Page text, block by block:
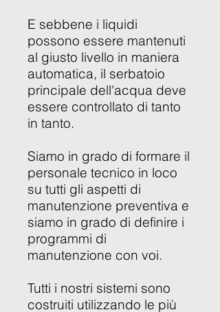
E sebbene i liquidi
possono essere mantenuti
al giusto livello in maniera
automatica, il serbatoio
principale dell'acqua deve
essere controllato di tanto
in tanto.
Siamo in grado di formare il
personale tecnico in loco
su tutti gli aspetti di
manutenzione preventiva e
siamo in grado di definire i
programmi di
manutenzione con voi.
Tutti i nostri sistemi sono
costruiti utilizzando le più